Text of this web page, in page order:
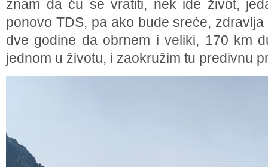
znam da ću se vratiti, nek ide život,
ponovo TDS, pa ako bude sreće,
dve godine da obrnem i veliki, 170 km
jednom u životu, i zaokružim tu predivnu